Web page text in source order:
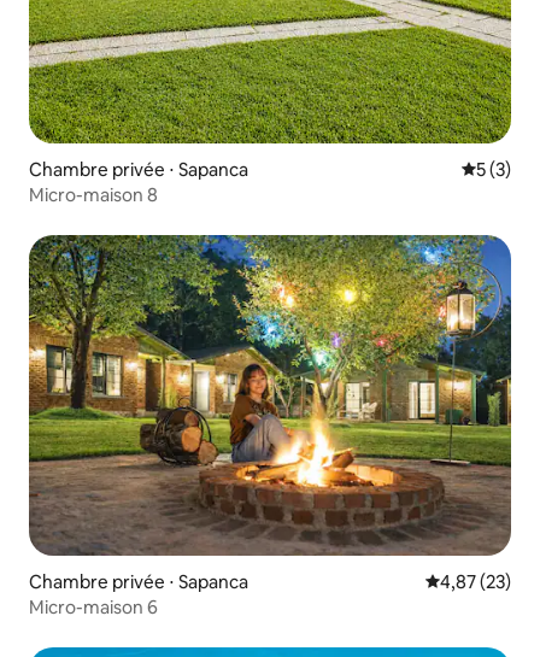
Chambre privée ⋅ Sapanca
5 (3)
Micro-maison 8
Chambre privée ⋅ Sapanca Évaluation
4,87 (23)
Micro-maison 6